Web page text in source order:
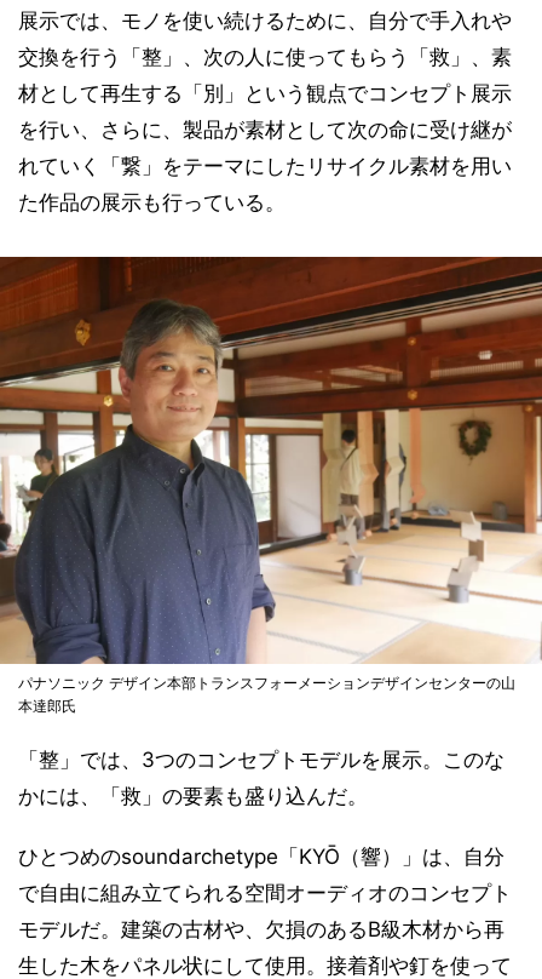
展示では、モノを使い続けるために、自分で手入れや
交換を行う「整」、次の人に使ってもらう「救」、素
材として再生する「別」という観点でコンセプト展示
を行い、さらに、製品が素材として次の命に受け継が
れていく「繋」をテーマにしたリサイクル素材を用い
た作品の展示も行っている。
パナソニック デザイン本部トランスフォーメーションデザインセンターの山
本達郎氏
「整」では、3つのコンセプトモデルを展示。このな
かには、「救」の要素も盛り込んだ。
ひとつめのsoundarchetype「KYŌ（響）」は、自分
で自由に組み立てられる空間オーディオのコンセプト
モデルだ。建築の古材や、欠損のあるB級木材から再
生した木をパネル状にして使用。接着剤や釘を使って